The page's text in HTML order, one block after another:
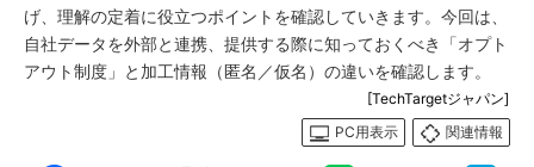
げ、理解の定着に役立つポイントを確認していきます。今回は、
自社データを外部と連携、提供する際に知っておくべき「オプト
アウト制度」と加工情報（匿名／仮名）の違いを確認します。
[TechTargetジャパン]
PC用表示
関連情報